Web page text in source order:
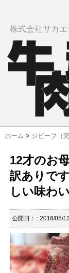
株式会社サカ
ホーム > ジビーフ（
12才のお
訳ありで
しい味わ
公開日： : 2016/05/13